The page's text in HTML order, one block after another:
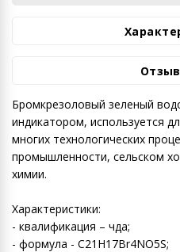
Бромкрезоловый зеленый
индикатором, используется
многих технологических
промышленности, сельском
химии.
Характеристики:
- квалификация – чда;
- формула - C21H17Br4NO5S;